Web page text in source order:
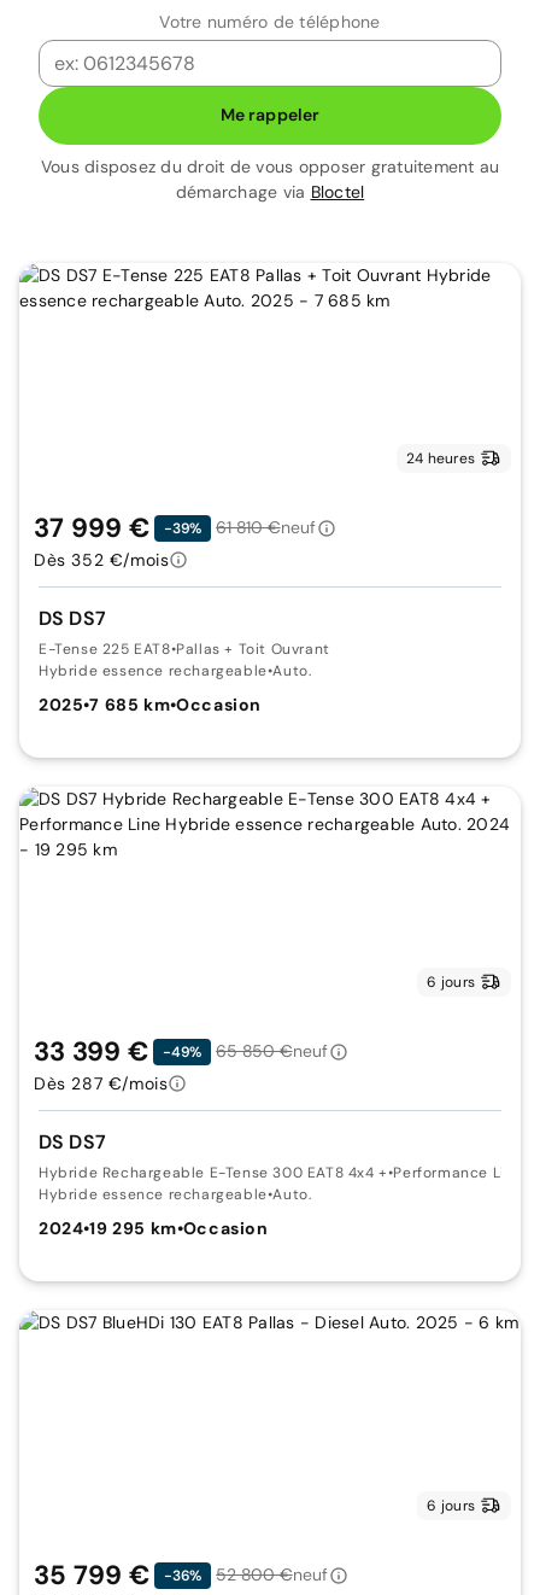
Votre numéro de téléphone
Me rappeler
Vous disposez du droit de vous opposer gratuitement au
démarchage via Bloctel
24 heures
DS DS7
E-Tense 225 EAT8•Pallas + Toit Ouvrant
Hybride essence rechargeable•Auto.
2025•7 685 km•Occasion
37 999 € -39% 61 810 €neuf
Dès 352 €/mois
6 jours
DS DS7
Hybride Rechargeable E-Tense 300 EAT8 4x4 +•Performance Line
Hybride essence rechargeable•Auto.
2024•19 295 km•Occasion
33 399 € -49% 65 850 €neuf
Dès 287 €/mois
6 jours
35 799 € -36% 52 800 €neuf